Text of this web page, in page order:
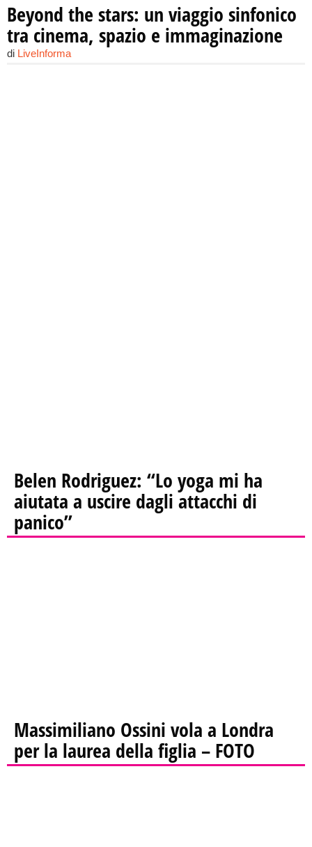
Beyond the stars: un viaggio sinfonico
tra cinema, spazio e immaginazione
di LiveInforma
Belen Rodriguez: “Lo yoga mi ha
aiutata a uscire dagli attacchi di
panico”
Massimiliano Ossini vola a Londra
per la laurea della figlia – FOTO